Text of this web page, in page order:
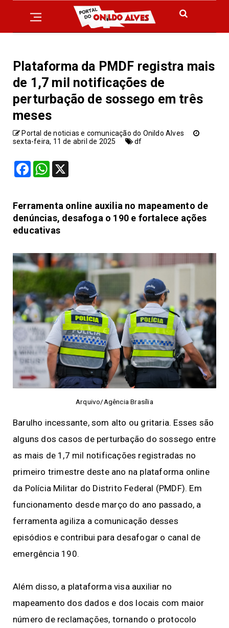
Plataforma da PMDF registra mais
de 1,7 mil notificações de
perturbação de sossego em três
meses
Portal de noticias e comunicação do Onildo Alves
sexta-feira, 11 de abril de 2025
df
FacebookWhatsApp
Ferramenta online auxilia no mapeamento de
denúncias, desafoga o 190 e fortalece ações
educativas
Arquivo/Agência Brasília
Barulho incessante, som alto ou gritaria. Esses são
alguns dos casos de perturbação do sossego entre
as mais de 1,7 mil notificações registradas no
primeiro trimestre deste ano na plataforma online
da Polícia Militar do Distrito Federal (PMDF). Em
funcionamento desde março do ano passado, a
ferramenta agiliza a comunicação desses
episódios e contribui para desafogar o canal de
emergência 190.
Além disso, a plataforma visa auxiliar no
mapeamento dos dados e dos locais com maior
número de reclamações, tornando o protocolo